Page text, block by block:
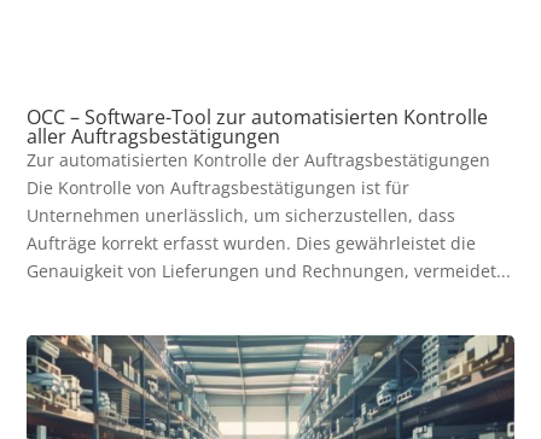
OCC – Software-Tool zur automatisierten Kontrolle
aller Auftragsbestätigungen
Zur automatisierten Kontrolle der Auftragsbestätigungen
Die Kontrolle von Auftragsbestätigungen ist für
Unternehmen unerlässlich, um sicherzustellen, dass
Aufträge korrekt erfasst wurden. Dies gewährleistet die
Genauigkeit von Lieferungen und Rechnungen, vermeidet...